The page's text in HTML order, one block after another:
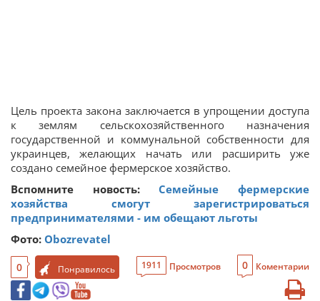
Цель проекта закона заключается в упрощении доступа
к землям сельскохозяйственного назначения
государственной и коммунальной собственности для
украинцев, желающих начать или расширить уже
создано семейное фермерское хозяйство.
Вспомните новость: Семейные фермерские
хозяйства смогут зарегистрироваться
предпринимателями - им обещают льготы
Фото: Obozrevatel
0 Понравилось 1911 Просмотров 0 Коментарии